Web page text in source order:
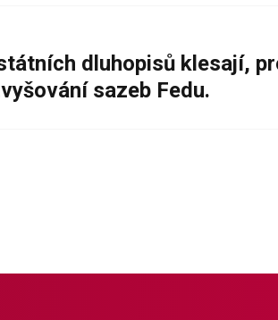
dluhopisů klesají,
sazeb Fedu.